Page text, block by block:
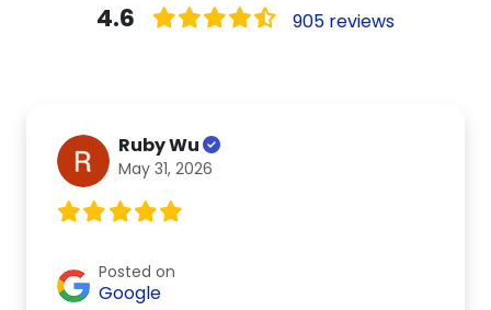
4.6 905 reviews
Ruby Wu
May 31, 2026
Posted on
Google